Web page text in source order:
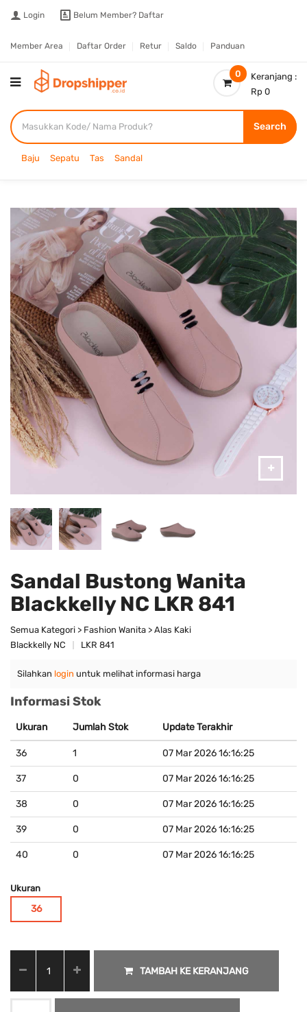
Login Belum Member? Daftar
Member Area Daftar Order Retur Saldo Panduan
0
Keranjang :
Rp 0
Search
Baju Sepatu Tas Sandal
Sandal Bustong Wanita
Blackkelly NC LKR 841
Semua Kategori > Fashion Wanita > Alas Kaki
Blackkelly NC
LKR 841
Silahkan login untuk melihat informasi harga
Informasi Stok
Ukuran Jumlah Stok Update Terakhir
36 1 07 Mar 2026 16:16:25
37 0 07 Mar 2026 16:16:25
38 0 07 Mar 2026 16:16:25
39 0 07 Mar 2026 16:16:25
40 0 07 Mar 2026 16:16:25
Ukuran
36
TAMBAH KE KERANJANG